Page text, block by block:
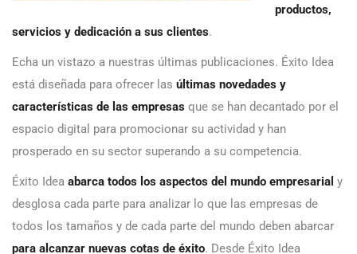
productos,
servicios y dedicación a sus clientes.
Echa un vistazo a nuestras últimas publicaciones. Éxito Idea
está diseñada para ofrecer las últimas novedades y
características de las empresas que se han decantado por el
espacio digital para promocionar su actividad y han
prosperado en su sector superando a su competencia.
Éxito Idea abarca todos los aspectos del mundo empresarial y
desglosa cada parte para analizar lo que las empresas de
todos los tamaños y de cada parte del mundo deben abarcar
para alcanzar nuevas cotas de éxito. Desde Éxito Idea